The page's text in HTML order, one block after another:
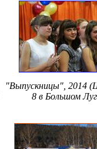
"Выпускницы", 2014
8 в Большом